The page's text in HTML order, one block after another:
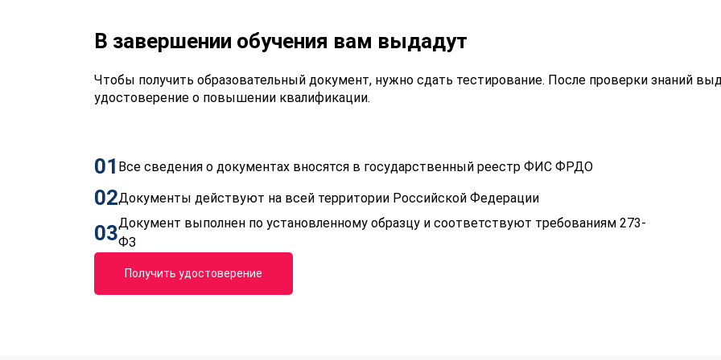
В завершении обучения вам выдадут
Чтобы получить образовательный документ, нужно сдать тестирование. После проверки знаний
удостоверение о повышении квалификации.
01 Все сведения о документах вносятся в государственный реестр ФИС ФРДО
02Документы действуют на всей территории Российской Федерации
03Документ выполнен по установленному образцу и соответствуют требованиям 273-
ФЗ
Получить удостоверение